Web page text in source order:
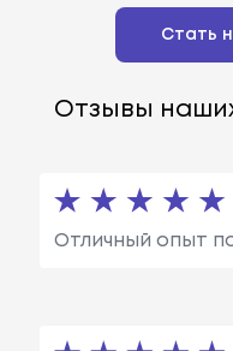
Стать
Отзывы
Отличный опыт